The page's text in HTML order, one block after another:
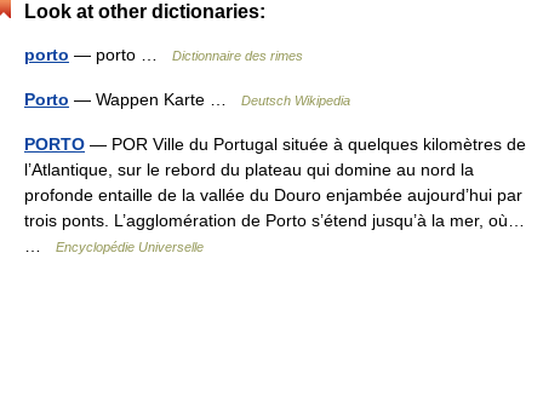
Look at other dictionaries:
porto — porto … Dictionnaire des rimes
Porto — Wappen Karte … Deutsch Wikipedia
PORTO — POR Ville du Portugal située à quelques kilomètres de
l’Atlantique, sur le rebord du plateau qui domine au nord la
profonde entaille de la vallée du Douro enjambée aujourd’hui par
trois ponts. L’agglomération de Porto s’étend jusqu’à la mer, où…
Encyclopédie Universelle